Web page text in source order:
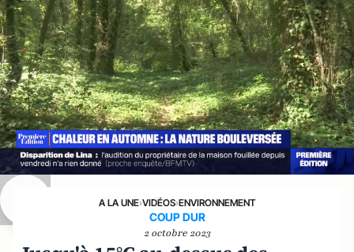
A LA UNE›VIDÉOS›ENVIRONNEMENT
COUP DUR
2 octobre 2023